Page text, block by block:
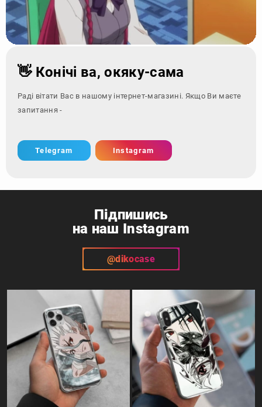
👋 Конічі ва, окяку-сама
Раді вітати Вас в нашому інтернет-магазині. Якщо Ви маєте
запитання - зверніться за
Telegram Instagram
Підпишись
на наш Instagram
@dikocase